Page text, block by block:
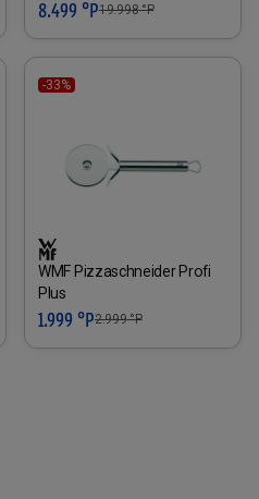
8.499 °P19.998°P
-33%
WMF Pizzaschneider Profi
Plus
1.999 °P2.999°P